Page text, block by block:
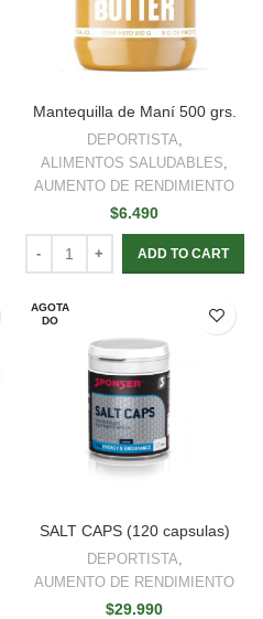
Mantequilla de Maní 500 grs.
DEPORTISTA,
ALIMENTOS SALUDABLES,
AUMENTO DE RENDIMIENTO
$6.490
ADD TO CART
AGOTA
DO
SALT CAPS (120 capsulas)
DEPORTISTA,
AUMENTO DE RENDIMIENTO
$29.990